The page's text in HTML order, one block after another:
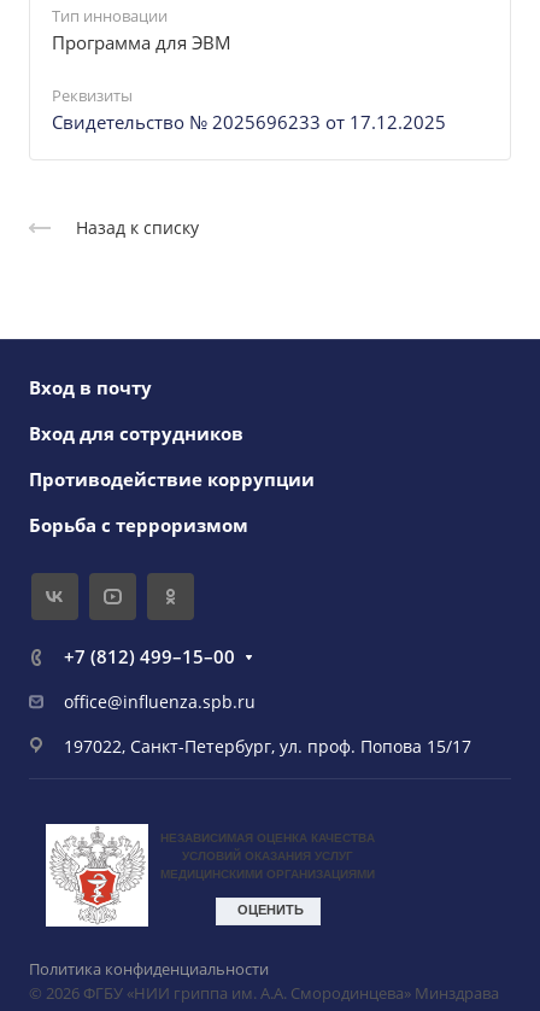
Тип инновации
Программа для ЭВМ
Реквизиты
Свидетельство № 2025696233 от 17.12.2025
Назад к списку
Вход в почту
Вход для сотрудников
Противодействие коррупции
Борьба с терроризмом
+7 (812) 499–15–00
office@influenza.spb.ru
197022, Санкт-Петербург, ул. проф. Попова 15/17
Политика конфиденциальности
© 2026 ФГБУ «НИИ гриппа им. А.А. Смородинцева» Минздрава